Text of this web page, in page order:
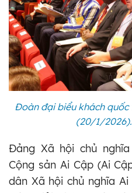
Đoàn đại biểu khách
(20/1/2026).
Đảng Xã hội chủ
Cộng sản Ai Cập (Ai
dân Xã hội chủ nghĩa